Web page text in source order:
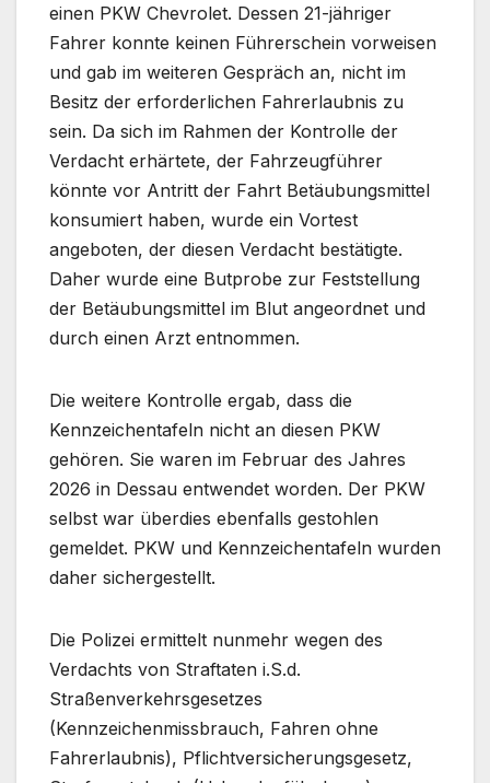
einen PKW Chevrolet. Dessen 21-jähriger
Fahrer konnte keinen Führerschein vorweisen
und gab im weiteren Gespräch an, nicht im
Besitz der erforderlichen Fahrerlaubnis zu
sein. Da sich im Rahmen der Kontrolle der
Verdacht erhärtete, der Fahrzeugführer
könnte vor Antritt der Fahrt Betäubungsmittel
konsumiert haben, wurde ein Vortest
angeboten, der diesen Verdacht bestätigte.
Daher wurde eine Butprobe zur Feststellung
der Betäubungsmittel im Blut angeordnet und
durch einen Arzt entnommen.
Die weitere Kontrolle ergab, dass die
Kennzeichentafeln nicht an diesen PKW
gehören. Sie waren im Februar des Jahres
2026 in Dessau entwendet worden. Der PKW
selbst war überdies ebenfalls gestohlen
gemeldet. PKW und Kennzeichentafeln wurden
daher sichergestellt.
Die Polizei ermittelt nunmehr wegen des
Verdachts von Straftaten i.S.d.
Straßenverkehrsgesetzes
(Kennzeichenmissbrauch, Fahren ohne
Fahrerlaubnis), Pflichtversicherungsgesetz,